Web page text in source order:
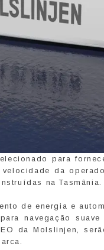
para
da
na Tasmânia.
de energia e
navegação
da Molslinjen,